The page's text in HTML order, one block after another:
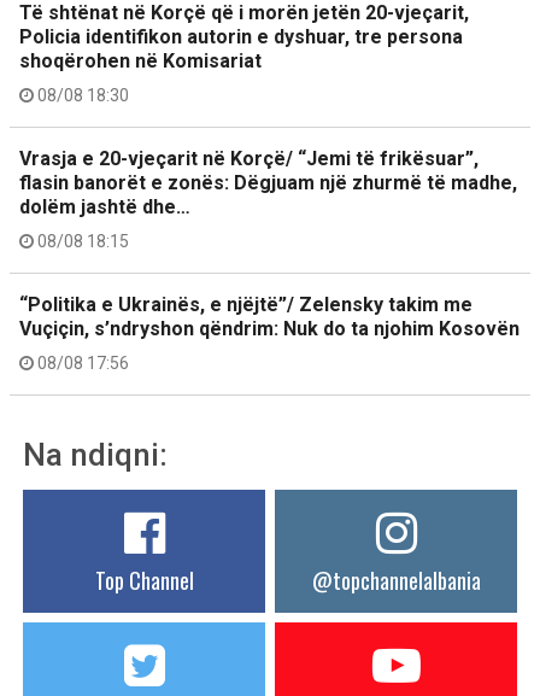
Të shtënat në Korçë që i morën jetën 20-vjeçarit,
Policia identifikon autorin e dyshuar, tre persona
shoqërohen në Komisariat
08/08 18:30
Vrasja e 20-vjeçarit në Korçë/ “Jemi të frikësuar”,
flasin banorët e zonës: Dëgjuam një zhurmë të madhe,
dolëm jashtë dhe…
08/08 18:15
“Politika e Ukrainës, e njëjtë”/ Zelensky takim me
Vuçiçin, s’ndryshon qëndrim: Nuk do ta njohim Kosovën
08/08 17:56
Na ndiqni:
Top Channel @topchannelalbania